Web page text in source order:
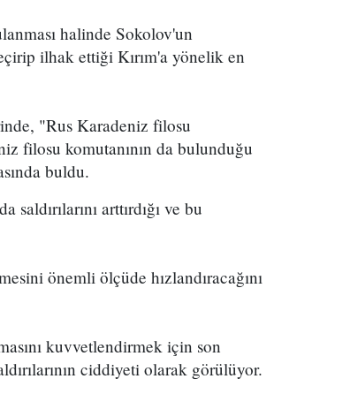
halinde Sokolov'un
ilhak ettiği Kırım'a yönelik en
"Rus Karadeniz filosu
filosu komutanının da bulunduğu
buldu.
arttırdığı ve bu
önemli ölçüde hızlandıracağını
kuvvetlendirmek için son
ciddiyeti olarak görülüyor.